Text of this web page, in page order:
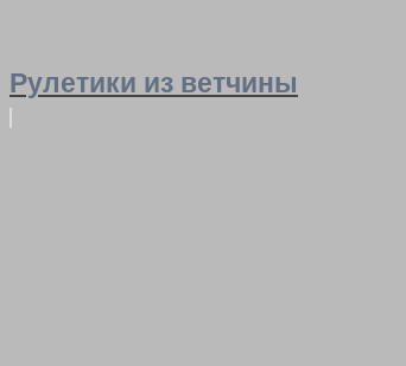
Рулетики из ветчины